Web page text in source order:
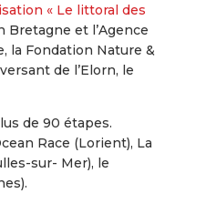
« Le littoral des
Bretagne et l’Agence
la Fondation Nature &
de l’Elorn, le
de 90 étapes.
Race (Lorient), La
sur- Mer), le